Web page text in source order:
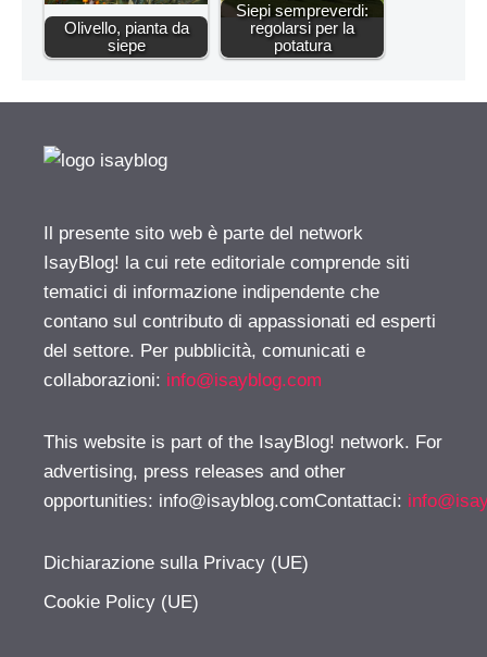
Olivello, pianta da
siepe
Siepi sempreverdi:
regolarsi per la
potatura
Il presente sito web è parte del network
IsayBlog! la cui rete editoriale comprende siti
tematici di informazione indipendente che
contano sul contributo di appassionati ed esperti
del settore. Per pubblicità, comunicati e
collaborazioni: info@isayblog.com
This website is part of the IsayBlog! network. For
advertising, press releases and other
opportunities: info@isayblog.comContattaci:
Dichiarazione sulla Privacy (UE)
Cookie Policy (UE)